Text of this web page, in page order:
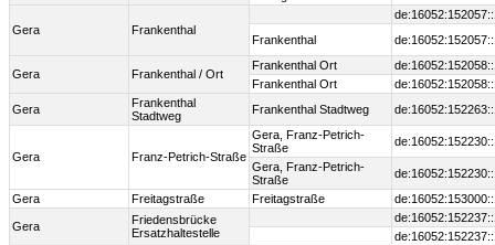
Gera Frankenthal
Frankenthal
Gera Frankenthal / Ort
Frankenthal Ort
Frankenthal Ort
Gera
Frankenthal
Stadtweg
Frankenthal Stadtweg
Gera Franz-Petrich-Straße
Gera, Franz-Petrich-
Straße
Gera, Franz-Petrich-
Straße
Gera
Freitagstraße Freitagstraße
Gera
Friedensbrücke
Ersatzhaltestelle